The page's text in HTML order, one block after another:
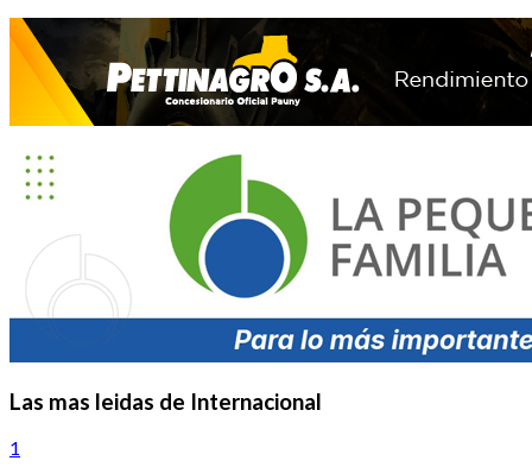
Las mas leidas de Internacional
1